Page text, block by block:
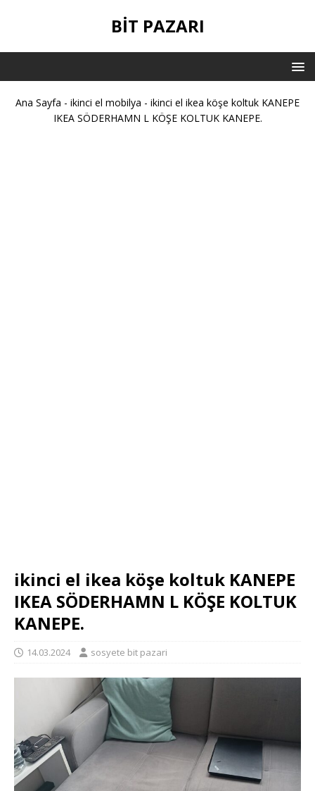
BIT PAZARI
Ana Sayfa - ikinci el mobilya - ikinci el ikea köşe koltuk KANEPE
IKEA SÖDERHAMN L KÖŞE KOLTUK KANEPE.
ikinci el ikea köşe koltuk KANEPE
IKEA SÖDERHAMN L KÖŞE KOLTUK
KANEPE.
14.03.2024 sosyete bit pazari